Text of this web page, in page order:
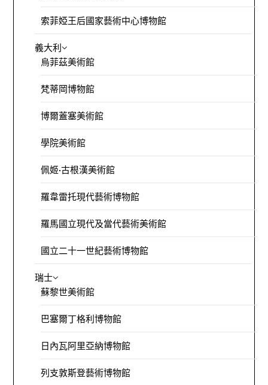
索菲婭王后國家藝術中心博物館
義大利
烏菲茲美術館
梵蒂岡博物館
博爾蓋塞美術館
學院美術館
佩姬·古根漢美術館
羅韋雷托現代藝術博物館
羅馬國立現代及當代藝術美術館
國立二十一世紀藝術博物館
瑞士
蘇黎世美術館
巴塞爾丁格利博物館
日內瓦阿里亞納博物館
列支敦斯登藝術博物館